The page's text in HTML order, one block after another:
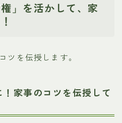
」を活かして、家
ツを伝授します。
家事のコツを伝授して